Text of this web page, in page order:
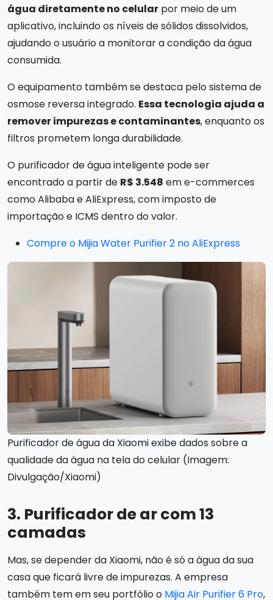
água diretamente no celular por meio de um
aplicativo, incluindo os níveis de sólidos dissolvidos,
ajudando o usuário a monitorar a condição da água
consumida.
O equipamento também se destaca pelo sistema de
osmose reversa integrado. Essa tecnologia ajuda a
remover impurezas e contaminantes, enquanto os
filtros prometem longa durabilidade.
O purificador de água inteligente pode ser
encontrado a partir de R$ 3.548 em e-commerces
como Alibaba e AliExpress, com imposto de
importação e ICMS dentro do valor.
Compre o Mijia Water Purifier 2 no AliExpress
Purificador de água da Xiaomi exibe dados sobre a
qualidade da água na tela do celular (Imagem:
Divulgação/Xiaomi)
3. Purificador de ar com 13
camadas
Mas, se depender da Xiaomi, não é só a água da sua
casa que ficará livre de impurezas. A empresa
também tem em seu portfólio o Mijia Air Purifier 6 Pro,